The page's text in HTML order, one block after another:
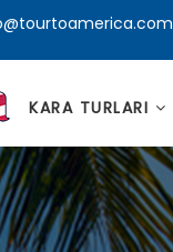
KARA TURLARI